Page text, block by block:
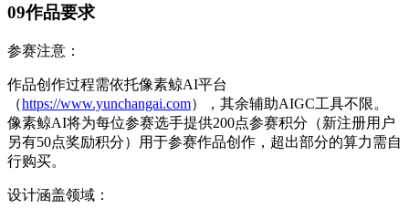
09作品要求
参赛注意：
作品创作过程需依托像素鲸AI平台
（https://www.yunchangai.com），其余辅助AIGC工具不限。
像素鲸AI将为每位参赛选手提供200点参赛积分（新注册用户
另有50点奖励积分）用于参赛作品创作，超出部分的算力需自
行购买。
设计涵盖领域：